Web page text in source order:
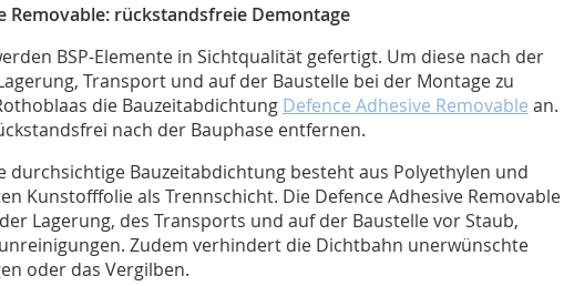
Removable: rückstandsfreie Demontage
BSP-Elemente in Sichtqualität gefertigt. Um diese nach der
Transport und auf der Baustelle bei der Montage zu
die Bauzeitabdichtung Defence Adhesive Removable an.
nach der Bauphase entfernen.
durchsichtige Bauzeitabdichtung besteht aus Polyethylen und
Kunstofffolie als Trennschicht. Die Defence Adhesive Removable
Lagerung, des Transports und auf der Baustelle vor Staub,
Zudem verhindert die Dichtbahn unerwünschte
oder das Vergilben.